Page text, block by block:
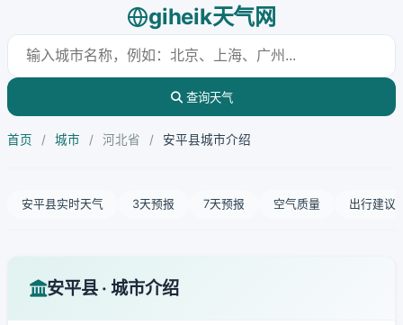
giheik天气网
查询天气
首页 / 城市 / 河北省 / 安平县城市介绍
安平县实时天气 3天预报 7天预报 空气质量 出行建议
安平县 · 城市介绍